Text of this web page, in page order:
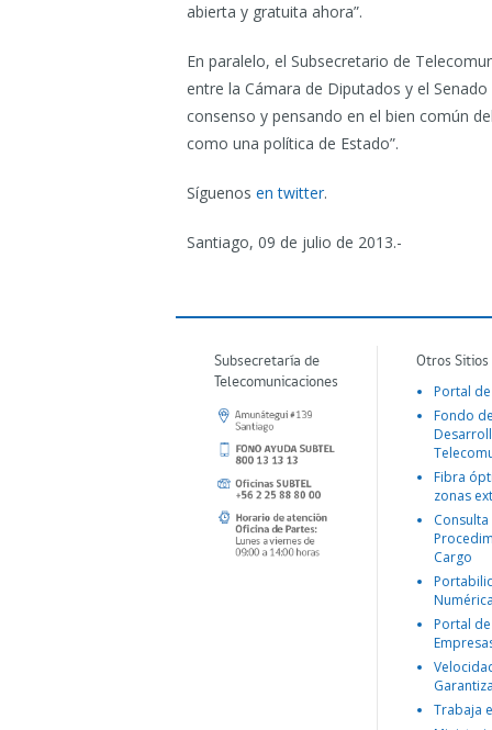
abierta y gratuita ahora”.
En paralelo, el Subsecretario de
entre la Cámara de Diputados y el
consenso y pensando en el bien común
como una política de Estado”.
Síguenos en twitter.
Santiago, 09 de julio de 2013.-
Subsecretaría de
Telecomunicaciones
Otros
Portal
Fondo
Fibra
zonas
Consulta
Cargo
Portal
Trabaja